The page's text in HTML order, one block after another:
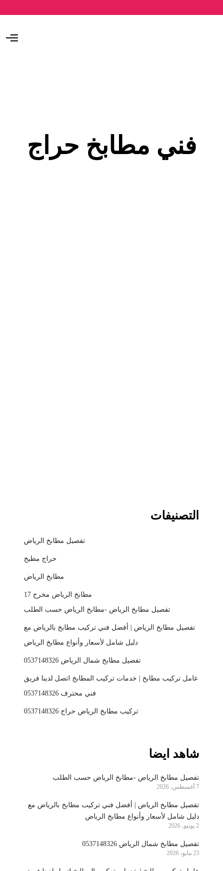
O
فني مطابخ حراج
التصنيفات
تفصيل مطابخ الرياض
حراج مطبخ
مطابخ الرياض
مطابخ الرياض مخرج 17
تفصيل مطابخ الرياض -مطابخ الرياض حسب الطلب
تفصيل مطابخ الرياض | أفضل فني تركيب مطابخ بالرياض مع
دليل شامل لأسعار وأنواع مطابخ الرياض
تفصيل مطابخ شمال الرياض 0537148326
عامل تركيب مطابخ | خدمات تركيب المطابخ اتصل لدينا فريق
فني محترف 0537148326
تركيب مطابخ الرياض حراج 0537148326
شاهد ايضا
تفصيل مطابخ الرياض -مطابخ الرياض حسب الطلب
7 أغسطس، 2026
تفصيل مطابخ الرياض | أفضل فني تركيب مطابخ بالرياض مع
دليل شامل لأسعار وأنواع مطابخ الرياض
2 يونيو، 2026
تفصيل مطابخ شمال الرياض 0537148326
23 مايو، 2026